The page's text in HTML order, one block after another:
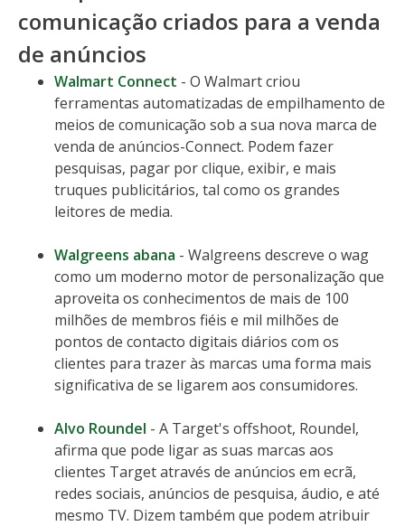
comunicação criados para a venda
de anúncios
Walmart Connect - O Walmart criou
ferramentas automatizadas de empilhamento de
meios de comunicação sob a sua nova marca de
venda de anúncios-Connect. Podem fazer
pesquisas, pagar por clique, exibir, e mais
truques publicitários, tal como os grandes
leitores de media.
Walgreens abana - Walgreens descreve o wag
como um moderno motor de personalização que
aproveita os conhecimentos de mais de 100
milhões de membros fiéis e mil milhões de
pontos de contacto digitais diários com os
clientes para trazer às marcas uma forma mais
significativa de se ligarem aos consumidores.
Alvo Roundel - A Target's offshoot, Roundel,
afirma que pode ligar as suas marcas aos
clientes Target através de anúncios em ecrã,
redes sociais, anúncios de pesquisa, áudio, e até
mesmo TV. Dizem também que podem atribuir